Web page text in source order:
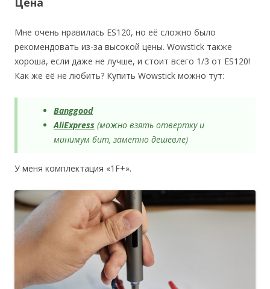
Мне очень нравилась ES120, но её сложно было
рекомендовать из-за высокой цены. Wowstick также
хороша, если даже не лучше, и стоит всего 1/3 от ES120!
Как же её не любить? Купить Wowstick можно тут:
Banggood
AliExpress (можно взять отвертку и
минимум бит, заметно дешевле)
У меня комплектация «1F+».